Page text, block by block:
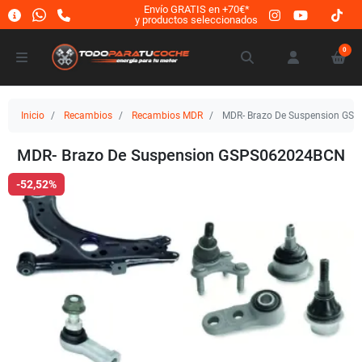
Envío GRATIS en +70€*
y productos seleccionados
0
Inicio Recambios Recambios MDR MDR- Brazo De Suspension
MDR- Brazo De Suspension GSPS062024BCN
-52,52%